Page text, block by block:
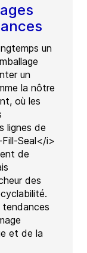
un
un
la nôtre
où les
lignes de
Seal</i>
de
des
tendances
et de la